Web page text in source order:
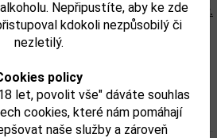
Nepřipustíte, aby ke zde
kdokoli nezpůsobilý či
nezletilý.
policy
let, povolit vše" dáváte souhlas
cookies, které nám pomáhají
naše služby a zároveň
produkt může obsahovat alergeny.
jsou k dispozici na obalu
před konzumací.
40